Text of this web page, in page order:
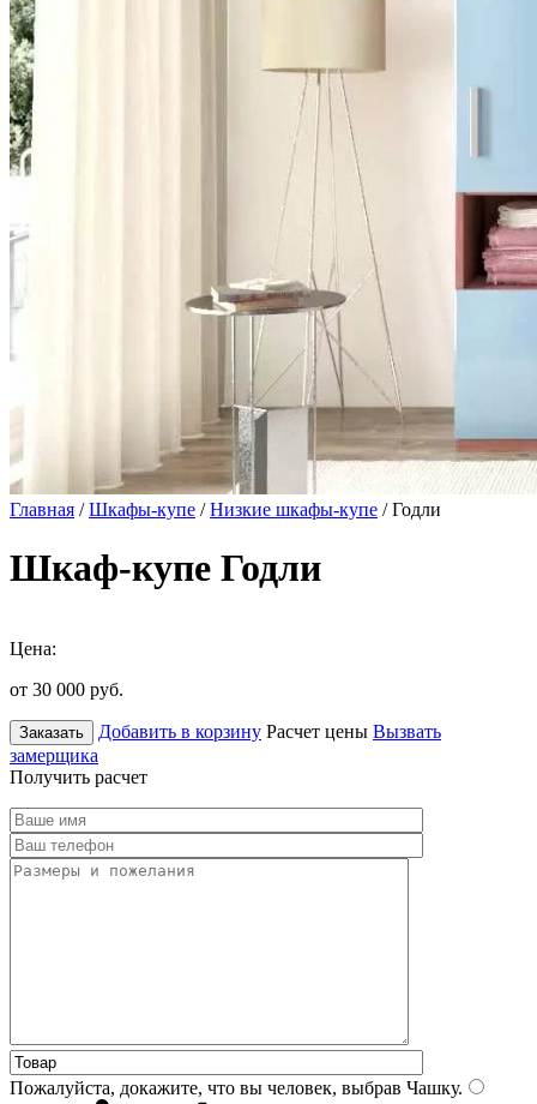
Главная /Шкафы-купе /Низкие шкафы-купе / Годли
Шкаф-купе Годли
Цена:
от 30 000 руб.
Заказать Добавить в корзину Расчет цены Вызвать
замерщика
Получить расчет
Пожалуйста, докажите, что вы человек, выбрав Чашку.